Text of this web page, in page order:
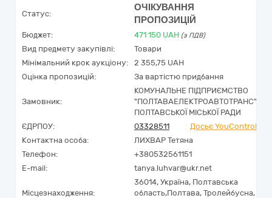
Статус:
ОЧІКУВАННЯ
ПРОПОЗИЦІЙ
Бюджет: 471 150 UAH (з ПДВ)
Вид предмету закупівлі:
Товари
Мінімальний крок аукціону:
2 355,75 UAH
Оцінка пропозицій:
За вартістю придбання
Замовник:
КОМУНАЛЬНЕ ПІДПРИЄМСТВО
"ПОЛТАВАЕЛЕКТРОАВТОТРАНС"
ПОЛТАВСЬКОЇ МІСЬКОЇ РАДИ
ЄДРПОУ:
03328511
Досьє YouControl
Контактна особа:
ЛИХВАР Тетяна
Телефон:
+380532561151
E-mail:
tanya.luhvar@ukr.net
Місцезнаходження:
36014, Україна, Полтавська
область,Полтава, Тролейбусна,